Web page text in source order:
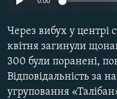
СВІДЧЕННЯ ОКУПАЦІЇ
УКРАЇНСЬКА ПРОБЛЕМА
ІНФОГРАФІКА
Qırımtatar
ДОЛУЧАЙСЯ!
Через вибух у центрі
квітня загинули
300 були поранені,
Відповідальність за
угруповання